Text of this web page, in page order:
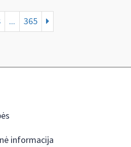
... 365
informacija